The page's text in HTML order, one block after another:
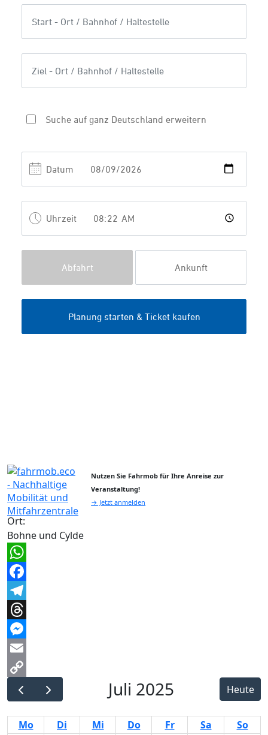
Nutzen Sie Fahrmob für Ihre Anreise zur
Veranstaltung!
→ Jetzt anmelden
Ort:
Bohne und Cylde
WhatsApp
Facebook
Telegram
Threads
Messenger
Email
Copy
Link
Juli 2025 Heute
Mo Di Mi Do Fr Sa So